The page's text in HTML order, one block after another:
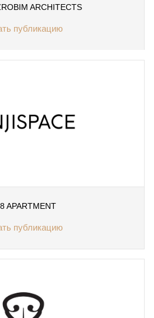
ARCHITECTS
публикацию
APARTMENT
публикацию